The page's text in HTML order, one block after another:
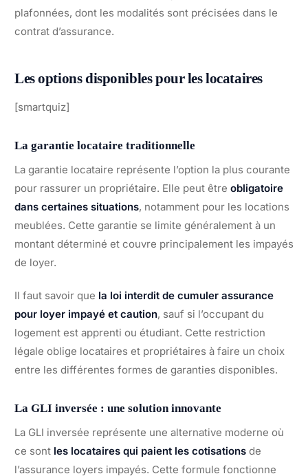
plafonnées, dont les modalités sont précisées dans le
contrat d’assurance.
Les options disponibles pour les locataires
[smartquiz]
La garantie locataire traditionnelle
La garantie locataire représente l’option la plus courante
pour rassurer un propriétaire. Elle peut être obligatoire
dans certaines situations, notamment pour les locations
meublées. Cette garantie se limite généralement à un
montant déterminé et couvre principalement les impayés
de loyer.
Il faut savoir que la loi interdit de cumuler assurance
pour loyer impayé et caution, sauf si l’occupant du
logement est apprenti ou étudiant. Cette restriction
légale oblige locataires et propriétaires à faire un choix
entre les différentes formes de garanties disponibles.
La GLI inversée : une solution innovante
La GLI inversée représente une alternative moderne où
ce sont les locataires qui paient les cotisations de
l’assurance loyers impayés. Cette formule fonctionne